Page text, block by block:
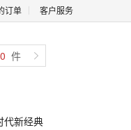
订单 客户服务
0 件
代新经典